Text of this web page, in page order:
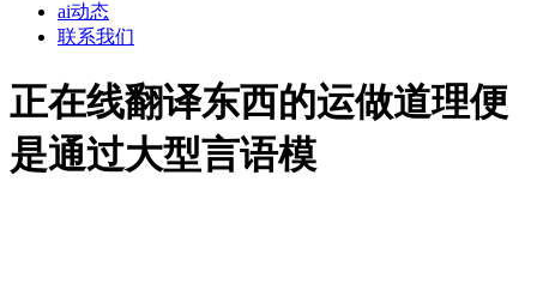
ai动态
联系我们
正在线翻译东西的运做道理便
是通过大型言语模